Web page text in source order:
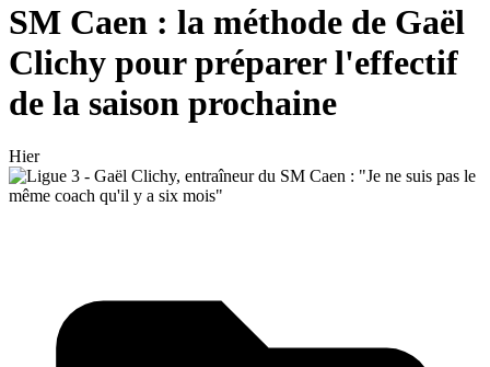
SM Caen : la méthode de Gaël
Clichy pour préparer l'effectif
de la saison prochaine
Hier